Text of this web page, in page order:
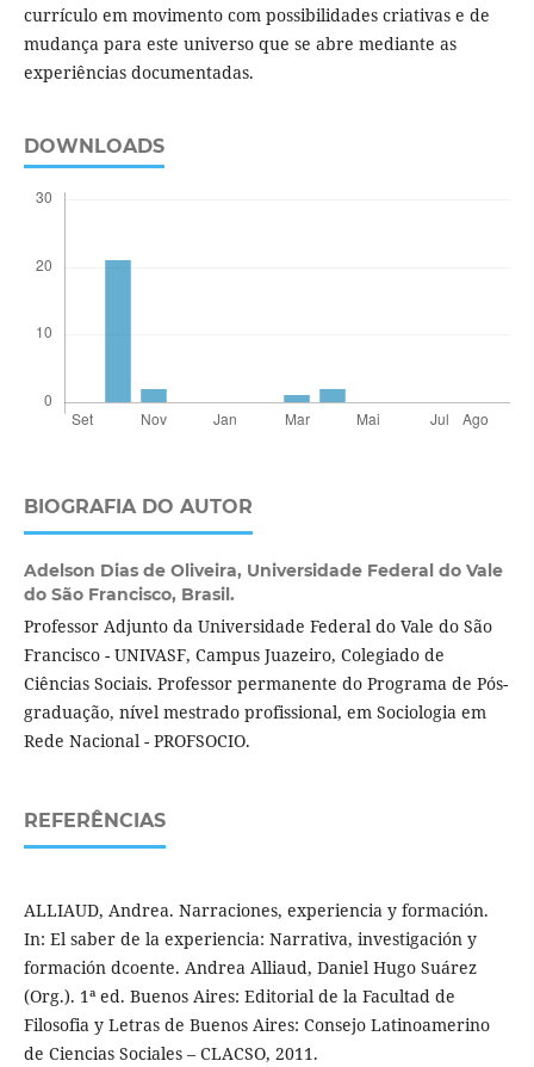
currículo em movimento com possibilidades criativas e de
mudança para este universo que se abre mediante as
experiências documentadas.
DOWNLOADS
BIOGRAFIA DO AUTOR
Adelson Dias de Oliveira, Universidade Federal do Vale
do São Francisco, Brasil.
Professor Adjunto da Universidade Federal do Vale do São
Francisco - UNIVASF, Campus Juazeiro, Colegiado de
Ciências Sociais. Professor permanente do Programa de Pós-
graduação, nível mestrado profissional, em Sociologia em
Rede Nacional - PROFSOCIO.
REFERÊNCIAS
ALLIAUD, Andrea. Narraciones, experiencia y formación.
In: El saber de la experiencia: Narrativa, investigación y
formación dcoente. Andrea Alliaud, Daniel Hugo Suárez
(Org.). 1ª ed. Buenos Aires: Editorial de la Facultad de
Filosofia y Letras de Buenos Aires: Consejo Latinoamerino
de Ciencias Sociales – CLACSO, 2011.